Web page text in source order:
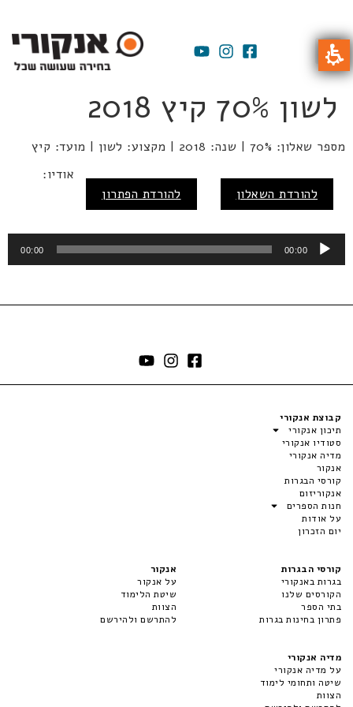
לשון 70% קיץ 2018
מספר שאלון: 70% | שנה: 2018 | מקצוע: לשון | מועד: קיץ
להורדת השאלון להורדת הפתרון
אודיו:
00:00
00:00
קבוצת אנקורי
תיכון אנקורי
סטודיו אנקורי
מדיה אנקורי
אנקור
קורסי הבגרות
אנקוריזום
חנות הספרים
על אודות
יום הזכרון
קורסי הבגרות
בגרות באנקורי
הקורסים שלנו
בתי הספר
פתרון בחינות בגרות
אנקור
על אנקור
שיטת הלימוד
הצוות
להתרשם ולהירשם
מדיה אנקורי
על מדיה אנקורי
שיטה ותחומי לימוד
הצוות